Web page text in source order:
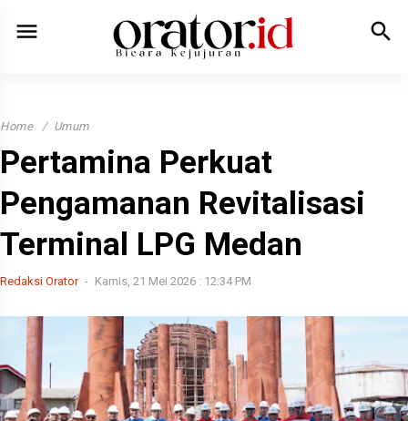
menu search
Home Umum
Pertamina Perkuat
Pengamanan Revitalisasi
Terminal LPG Medan
Redaksi Orator Kamis, 21 Mei 2026 : 12:34 PM